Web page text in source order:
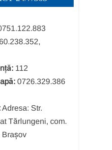
112
0726.329.386
Adresa: Str.
Tărlungeni, com.
Brașov